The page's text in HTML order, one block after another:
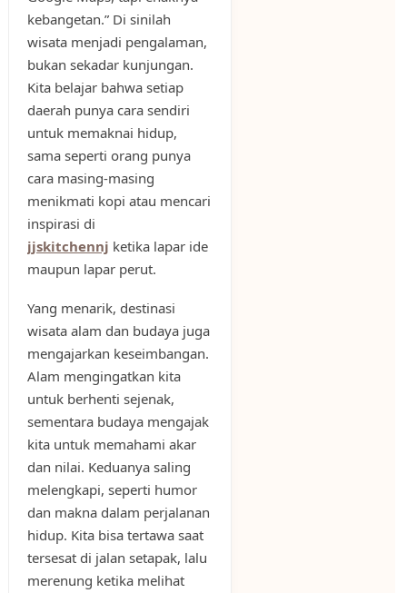
kebangetan.” Di sinilah
wisata menjadi pengalaman,
bukan sekadar kunjungan.
Kita belajar bahwa setiap
daerah punya cara sendiri
untuk memaknai hidup,
sama seperti orang punya
cara masing-masing
menikmati kopi atau mencari
inspirasi di
jjskitchennj ketika lapar ide
maupun lapar perut.
Yang menarik, destinasi
wisata alam dan budaya juga
mengajarkan keseimbangan.
Alam mengingatkan kita
untuk berhenti sejenak,
sementara budaya mengajak
kita untuk memahami akar
dan nilai. Keduanya saling
melengkapi, seperti humor
dan makna dalam perjalanan
hidup. Kita bisa tertawa saat
tersesat di jalan setapak, lalu
merenung ketika melihat